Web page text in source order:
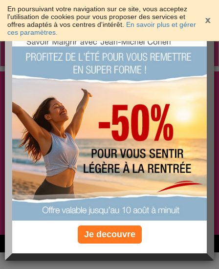
En poursuivant votre navigation sur ce site, vous acceptez
l'utilisation de cookies pour vous proposer des services et
offres adaptés à vos centres d'intérêt. En savoir plus et gérer
ces paramètres.
Toggle
Les meilleures solutions pour maigrir et être bien
dans sa peau
PLUS
EFFICACE
PLUS
SANTÉ
PLUS
COACHING
Non, je préfère le régime gratuit
6M de personnes ont maigri et réappris à manger avec nous
×
Je decouvre